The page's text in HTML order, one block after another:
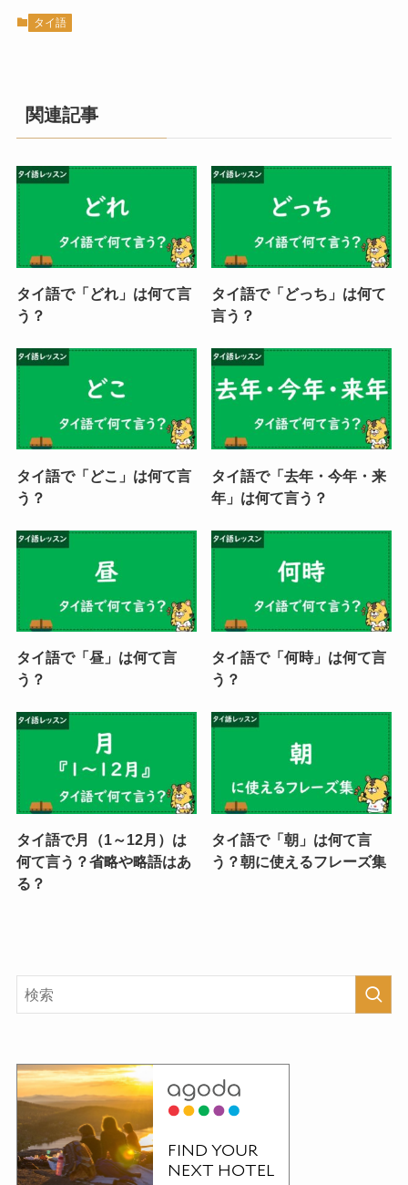
タイ語
関連記事
タイ語で「どれ」は何て言
う？
タイ語で「どっち」は何て
言う？
タイ語で「どこ」は何て言
う？
タイ語で「去年・今年・来
年」は何て言う？
タイ語で「昼」は何て言
う？
タイ語で「何時」は何て言
う？
タイ語で月（1～12月）は
何て言う？省略や略語はあ
る？
タイ語で「朝」は何て言
う？朝に使えるフレーズ集